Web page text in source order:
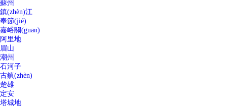
蘇州
鎮(zhèn)江
奉節(jié)
嘉峪關(guān)
阿里地
眉山
潮州
石河子
古鎮(zhèn)
楚雄
定安
塔城地